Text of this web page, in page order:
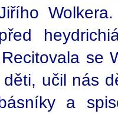
se
učil nás
a